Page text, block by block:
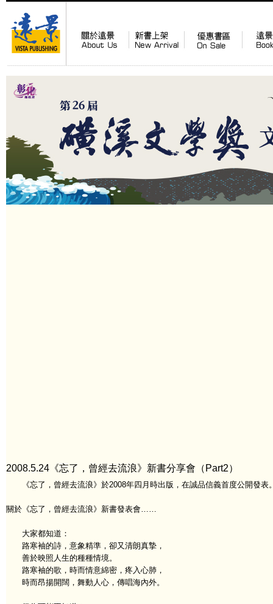
2008.5.24《忘了，曾經去流浪》新書分享會（Part2）
《忘了，曾經去流浪》於2008年四月時出版，在誠品信義首度公開發表
關於《忘了，曾經去流浪》新書發表會……
大家都知道：
路寒袖的詩，意象精準，卻又清朗真摯，
善於映照人生的種種情境。
路寒袖的歌，時而情意綿密，疼入心肺，
時而昂揚開闊，舞動人心，傳唱海內外。